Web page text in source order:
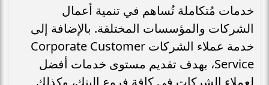
خدمات مُتكاملة تُساهم في تنمية أعمال
الشركات والمؤسسات المختلفة. بالإضافة إلى
خدمة عملاء الشركات Corporate Customer
Service، بهدف تقديم مستوى خدمات أفضل
لعملاء الشركات في كافة فروع البنك، وكذلك